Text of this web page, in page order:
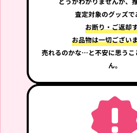
N CON RIIZING DAY FINAL
E FANLIGHT CAPE ペンラ
イトカバー ショウタロウ
リズコ
あり
査定対象のグッズで
お断り・ご返却
お品物は一切ござい
売れるのかな…と不安に思うこ
ん。